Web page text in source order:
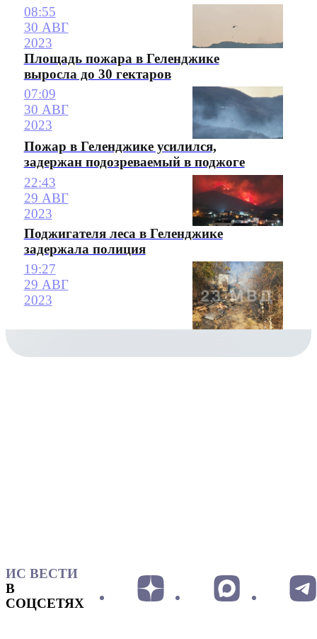
08:55
30 АВГ
2023
Площадь пожара в Геленджике
выросла до 30 гектаров
07:09
30 АВГ
2023
Пожар в Геленджике усилился,
задержан подозреваемый в поджоге
22:43
29 АВГ
2023
Поджигателя леса в Геленджике
задержала полиция
19:27
29 АВГ
2023
ИС ВЕСТИ
В
СОЦСЕТЯХ